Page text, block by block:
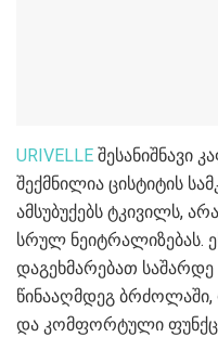
URIVELLE შესანიშნავი
შექმნილია ცისტიტის
ამსუბუქებს ტკივილს,
სრულ ნეიტრალიზებას.
დაგეხმარებათ საშარდე
წინააღმდეგ
და კომფორტული